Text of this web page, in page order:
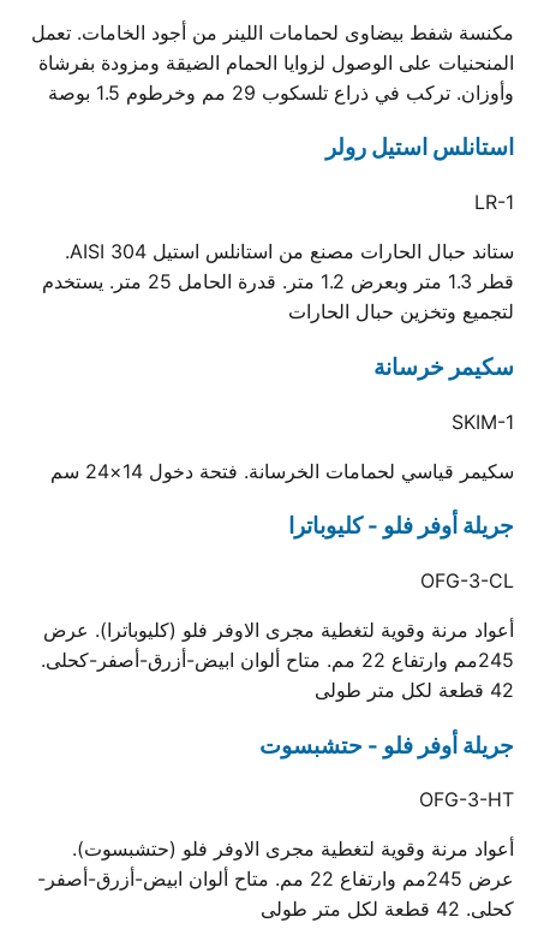
مكنسة شفط بيضاوى لحمامات اللينر من أجود الخامات. تعمل
المنحنيات على الوصول لزوايا الحمام الضيقة ومزودة بفرشاة
وأوزان. تركب في ذراع تلسكوب 29 مم وخرطوم 1.5 بوصة
استانلس استيل رولر
LR-1
ستاند حبال الحارات مصنع من استانلس استيل AISI 304.
قطر 1.3 متر وبعرض 1.2 متر. قدرة الحامل 25 متر. يستخدم
لتجميع وتخزين حبال الحارات
سكيمر خرسانة
SKIM-1
سكيمر قياسي لحمامات الخرسانة. فتحة دخول 14×24 سم
جريلة أوفر فلو - كليوباترا
OFG-3-CL
أعواد مرنة وقوية لتغطية مجرى الاوفر فلو (كليوباترا). عرض
245مم وارتفاع 22 مم. متاح ألوان ابيض-أزرق-أصفر-كحلى.
42 قطعة لكل متر طولى
جريلة أوفر فلو - حتشبسوت
OFG-3-HT
أعواد مرنة وقوية لتغطية مجرى الاوفر فلو (حتشبسوت).
عرض 245مم وارتفاع 22 مم. متاح ألوان ابيض-أزرق-أصفر-
كحلى. 42 قطعة لكل متر طولى